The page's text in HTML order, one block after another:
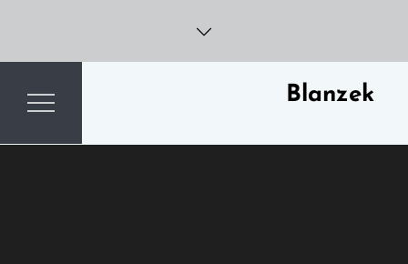
content
Blanzek